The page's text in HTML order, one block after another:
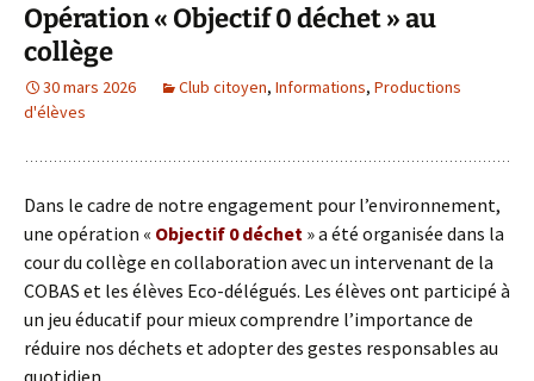
Opération « Objectif 0 déchet » au
collège
30 mars 2026 Club citoyen, Informations, Productions
d'élèves
Dans le cadre de notre engagement pour l’environnement,
une opération « Objectif 0 déchet » a été organisée dans la
cour du collège en collaboration avec un intervenant de la
COBAS et les élèves Eco-délégués. Les élèves ont participé à
un jeu éducatif pour mieux comprendre l’importance de
réduire nos déchets et adopter des gestes responsables au
quotidien.